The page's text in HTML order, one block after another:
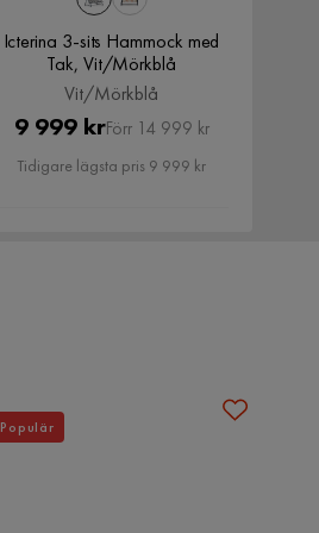
Icterina 3-sits Hammock med
Tak, Vit/Mörkblå
Vit/Mörkblå
Pris
9 999 krOriginal
Pris
Förr 14 999 kr
Tidigare lägsta pris 9 999 kr
Populär